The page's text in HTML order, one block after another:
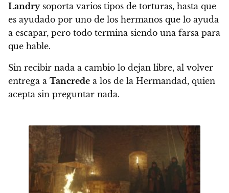
Landrysoporta varios tipos de torturas, hasta que
es ayudado por uno de los hermanos que lo ayuda
a escapar, pero todo termina siendo una farsa para
que hable.
Sin recibir nada a cambio lo dejan libre, al volver
entrega a Tancrede a los de la Hermandad, quien
acepta sin preguntar nada.